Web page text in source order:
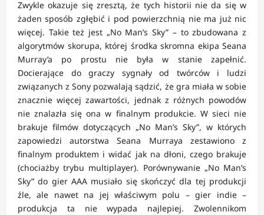
Zwykle okazuje się zresztą, że tych historii nie da się w
żaden sposób zgłębić i pod powierzchnią nie ma już nic
więcej. Takie też jest „No Man’s Sky” – to zbudowana z
algorytmów skorupa, której środka skromna ekipa Seana
Murray’a po prostu nie była w stanie zapełnić.
Docierające do graczy sygnały od twórców i ludzi
związanych z Sony pozwalają sądzić, że gra miała w sobie
znacznie więcej zawartości, jednak z różnych powodów
nie znalazła się ona w finalnym produkcie. W sieci nie
brakuje filmów dotyczących „No Man’s Sky”, w których
zapowiedzi autorstwa Seana Murraya zestawiono z
finalnym produktem i widać jak na dłoni, czego brakuje
(chociażby trybu multiplayer). Porównywanie „No Man’s
Sky” do gier AAA musiało się skończyć dla tej produkcji
źle, ale nawet na jej właściwym polu – gier indie –
produkcja ta nie wypada najlepiej. Zwolennikom